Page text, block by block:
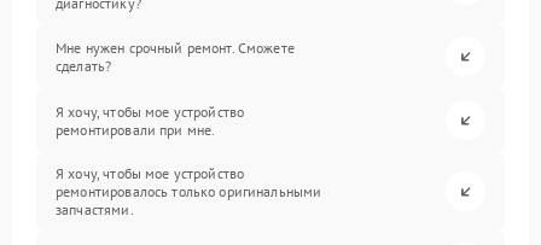
Мне нужен срочный ремонт. Сможете
сделать?
Я хочу, чтобы мое устройство
ремонтировали при мне.
Я хочу, чтобы мое устройство
ремонтировалось только оригинальными
запчастями.